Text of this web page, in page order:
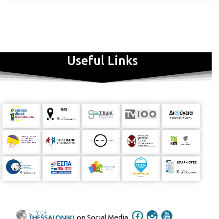
Useful Links
on Social Media